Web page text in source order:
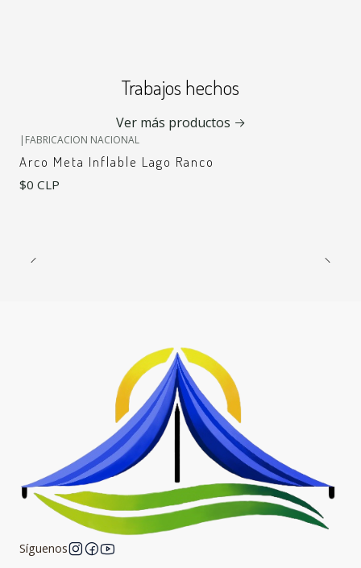
Trabajos hechos
Ver más productos
| FABRICACION NACIONAL
Arco Meta Inflable Lago Ranco
$0 CLP
Síguenos